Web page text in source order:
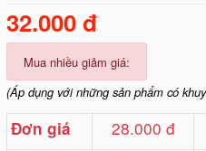
32.000 đ
Mua nhiều giảm giá:
(Áp dụng với những sản phẩm có
Đơn giá 28.000 đ